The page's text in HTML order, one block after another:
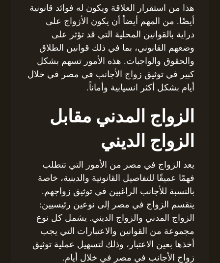
هذا من استقرار العلاقة ويكون له فوائد قانونية
أيضًا. من المهم أيضاً أن يكون الأزواج على
دراية بالقوانين المحلية التي قد تؤثر على
وضعهم القانوني، بما في ذلك قوانين الطلاق
والحقوق والواجبات. هذه الأمور تسهم بشكل
كبير في توثيق زواج الأجانب في مصر في خلال
أيام بشكل أكثر انسيابية وأماناً.
الزواج المدني مقابل
الزواج الديني
يعد الزواج في مصر من الأمور التي تتطلب
فهمًا عميقًا للتفاصيل القانونية والدينية، خاصة
بالنسبة للأجانب الراغبين في توثيق زواجهم.
ينقسم الزواج في مصر إلى نوعين رئيسيين:
الزواج المدني والزواج الديني. يشمل كل نوع
مجموعة من القوانين والاعتبارات التي يجب
أخذها بعين الاعتبار، وذلك لتسهيل عملية توثيق
زواج الأجانب في مصر في خلال أيام.